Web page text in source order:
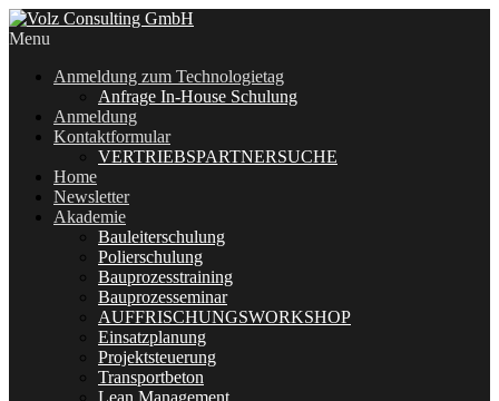
Menu
Anmeldung zum Technologietag
Anfrage In-House Schulung
Anmeldung
Kontaktformular
VERTRIEBSPARTNERSUCHE
Home
Newsletter
Akademie
Bauleiterschulung
Polierschulung
Bauprozesstraining
Bauprozesseminar
AUFFRISCHUNGSWORKSHOP
Einsatzplanung
Projektsteuerung
Transportbeton
Lean Management